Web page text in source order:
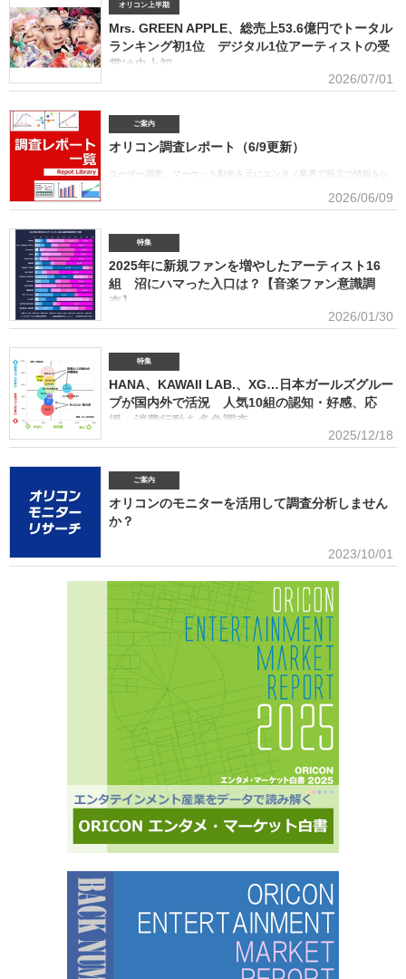
オリコン上半期
Mrs. GREEN APPLE、総売上53.6億円でトータル
ランキング初1位 デジタル1位アーティストの受
賞は史上初
■アーティスト別セールス部門トータルランキング オリコンは7月1
ーティスト別セールス部門「トータルランキング」を発表。Mrs. GREEN APPLEが期間内総売
上53.6億円で、自身初の1位に輝いた。Mrs. GREEN APPLEはアーティスト別セールス部門
「デジタルランキング」では3年連続で上半期1位を獲得。安価なデジタルで1位を獲得したアー
ティストがトータルセールス1位を受賞するのは、オリコン史上初となった。GREEN
APPLE（左から）藤澤涼架（Key）、大森元貴（Vo／Gt）、若井滉斗（Gt） アーティスト別
セールス部門「トータルランキング」は、音楽ソフト【シングル、アルバム、ミュージック
2026/07/01
ご案内
オリコン調査レポート（6/9更新）
ユーザー調査、マーケット動向を元にエンタメ業界で役立つ情報をレ
調査 2026 価格戦略の策定、商品企画、値上げ検討時の判断材料とし
SNS・動画配信を横断したファン行動を分析。今後のマーケティング戦略に活用できる内容を
提供(2026年5月)アーティストグッズに関する調査2026「なぜ買うのか」「何が売れるのか」
「いくらまで買うのか」を明確化し、商品企画・価格設計・販売戦略に直結する示唆を提案
(2026年4月)ストリーミング影響分析分析（TikTok＆YouTube）2026TikTokトレンドがどのよ
うにストリーミングに影響を与えたかを、YouTubeの順位推移とともにグラフ化(2026年2月)音
楽パッケージの購入行動に関する調査
2026/06/09
特集
2025年に新規ファンを増やしたアーティスト16
組 沼にハマった入口は？【音楽ファン意識調
査】
ORICON BiZ onlineでは「2025年に好きになったアーティスト」のア
年、2024年に続いて5回目。直近2年の得票数はMrs. GREEN APPLEがダントツだったが、
2025年の音楽シーンにおいて最も多くの“新規ファン”を獲得したアーティストは誰だったの
か、得票数TOP15（13位が同率4組だったため計16組）を紹介する。 本調査は、2025年12
月12日～18日にインターネットで実施。10～50代男女の回答者全体（4576人）のうち、
「2025年1～12月の期間に初めて好きになった音楽アーティストはいますか（※2024年以前か
らずっと好きというアーティストは対象外）」との問いに「いる」と答えた人（1833人＝全体
2026/01/30
特集
HANA、KAWAII LAB.、XG…日本ガールズグルー
プが国内外で活況 人気10組の認知・好感、応
援・消費行動を多角調査
日本のガールズグループシーンでは近年、BMSG×ちゃんみながタッグ
グで鮮烈な初登場1位デビュー、アソビシステムからFRUITS ZIPPERを筆頭とするKAWAII
LAB.所属のグループがSNSを通じて続々と台頭、メンバー7人全員が日本人ながら海外を主戦
場としているXGの国内外での大旋風など活況をみせている。オリコンリサーチではガールズグ
ループ10組を対象とし、認知経路、イメージ、情報源、推し活・消費行動などを多角的に調査
1月以降の配信開始楽曲でストリーミング累積3000万回超えの作品がある】日本のガールズグ
2025/12/18
ご案内
オリコンのモニターを活用して調査分析しません
か？
■アンケート専用のモニター組織世の中に影響力を持つオリコン・ラン
テーションを基にした調査が可能生活意識や志向性など日本人を価値観という視点から、予め
セグメントしたモニター調査が可能。■オリコングループならではの「エンタメ」に特化音楽ア
ーティスト・アイドル・俳優・女優・アナウンサー・ドラマ・ライブ・ゲーム…など、エンタ
メ分野のマーケティングリサーチの実績多数。■“オリコンランキング”のブランドをコンシュー
マ分野においても活用・アンケートモニターの意見をランキング化し、メディア展開・ビジネ
ス記事のエビデンスデータとして・定性データをoricon BiZ onlineに蓄積■様々なクライアント
様にご利用いただいております■活用事例 ●アーティストの現
2023/10/01